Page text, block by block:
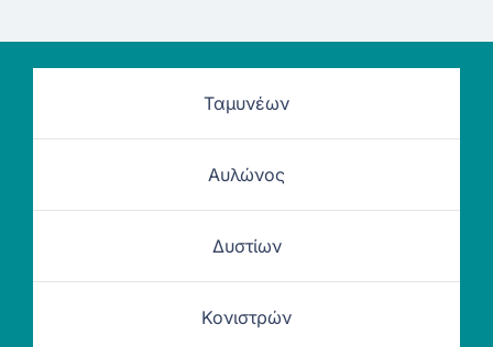
Ταμυνέων
Αυλώνος
Δυστίων
Κονιστρών